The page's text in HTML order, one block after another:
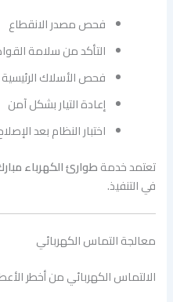
فحص مصدر الانقطاع
التأكد من سلامة
فحص الأسلاك الرئيسية
إعادة التيار بشكل آمن
اختبار النظام بعد
تعتمد خدمةطوارئ الكهرباء
في التنفيذ.
معالجة التماس الكهربائي
الالتماس الكهربائي من أخطر